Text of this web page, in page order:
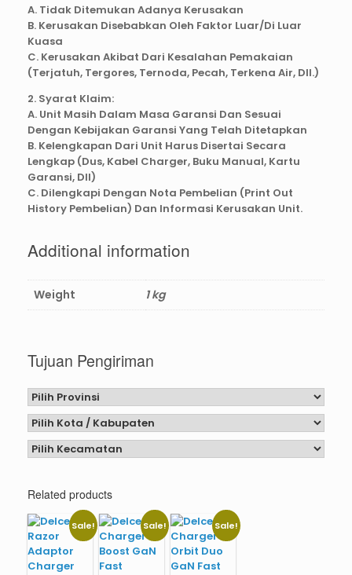
A. Tidak Ditemukan Adanya Kerusakan
B. Kerusakan Disebabkan Oleh Faktor Luar/Di Luar
Kuasa
C. Kerusakan Akibat Dari Kesalahan Pemakaian
(Terjatuh, Tergores, Ternoda, Pecah, Terkena Air, Dll.)
2. Syarat Klaim:
A. Unit Masih Dalam Masa Garansi Dan Sesuai
Dengan Kebijakan Garansi Yang Telah Ditetapkan
B. Kelengkapan Dari Unit Harus Disertai Secara
Lengkap (Dus, Kabel Charger, Buku Manual, Kartu
Garansi, Dll)
C. Dilengkapi Dengan Nota Pembelian (Print Out
History Pembelian) Dan Informasi Kerusakan Unit.
Additional information
Weight 1 kg
Tujuan Pengiriman
Related products
Sale! Sale! Sale!